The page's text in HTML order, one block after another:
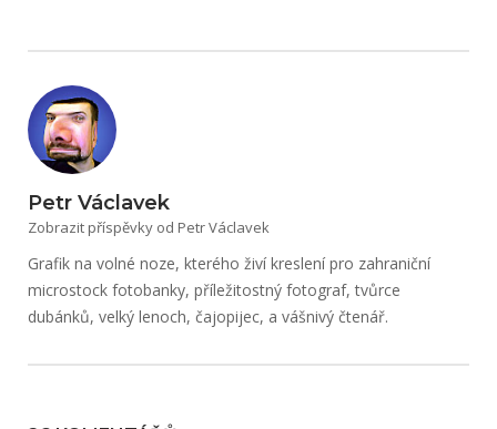
Petr Václavek
Zobrazit příspěvky od Petr Václavek
Grafik na volné noze, kterého živí kreslení pro zahraniční
microstock fotobanky, příležitostný fotograf, tvůrce
dubánků, velký lenoch, čajopijec, a vášnivý čtenář.